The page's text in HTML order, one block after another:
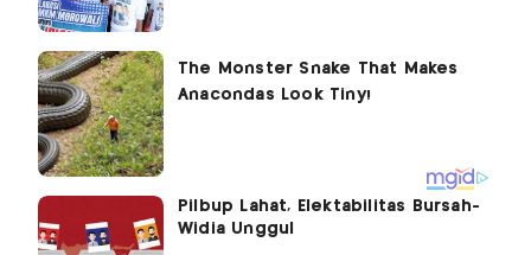
Pilbup Lahat, Elektabilitas Bursah-
Widia Unggul